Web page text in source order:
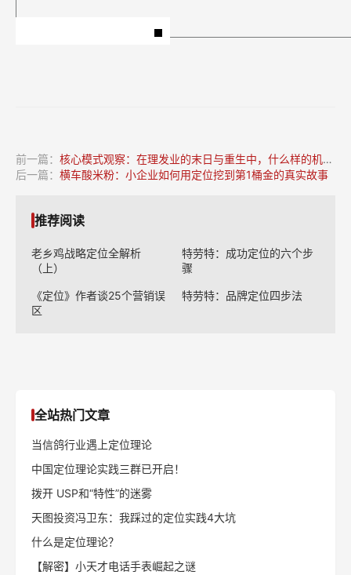
前一篇： 核心模式观察：在理发业的末日与重生中，什么样的机会值得投资？
后一篇： 横车酸米粉：小企业如何用定位挖到第1桶金的真实故事
推荐阅读
老乡鸡战略定位全解析
（上）
特劳特：成功定位的六个步
骤
《定位》作者谈25个营销误
区
特劳特：品牌定位四步法
全站热门文章
当信鸽行业遇上定位理论
中国定位理论实践三群已开启！
拨开 USP和“特性”的迷雾
天图投资冯卫东：我踩过的定位实践4大坑
什么是定位理论？
【解密】小天才电话手表崛起之谜